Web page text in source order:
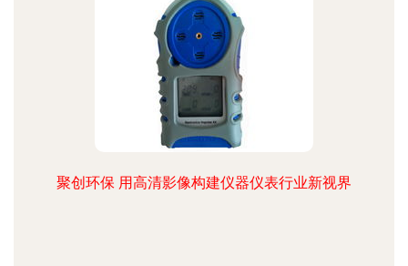
聚创环保 用高清影像构建仪器仪表行业新视界